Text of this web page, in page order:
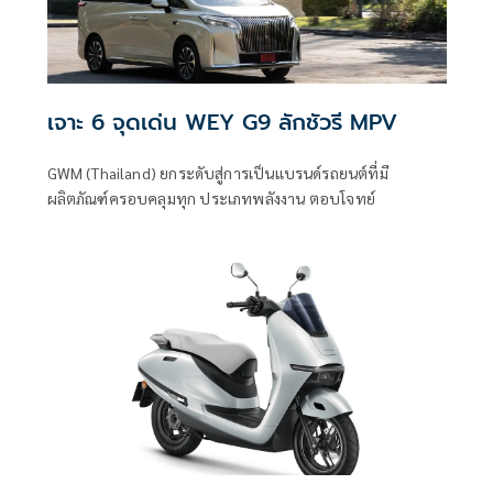
เจาะ 6 จุดเด่น WEY G9 ลักชัวรี MPV
GWM (Thailand) ยกระดับสู่การเป็นแบรนด์รถยนต์ที่มี
ผลิตภัณฑ์ครอบคลุมทุก ประเภทพลังงาน ตอบโจทย์